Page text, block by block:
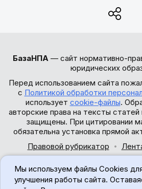
БазаНПА — сайт нормативно-
юридических
Перед использованием сайта
с Политикой обработки
использует cookie-файлы.
авторские права на тексты
защищены. При цитировании
обязательна установка прямой
Правовой рубрикатор
© 2017-2026
Мы используем файлы Cookies
улучшения работы сайта.